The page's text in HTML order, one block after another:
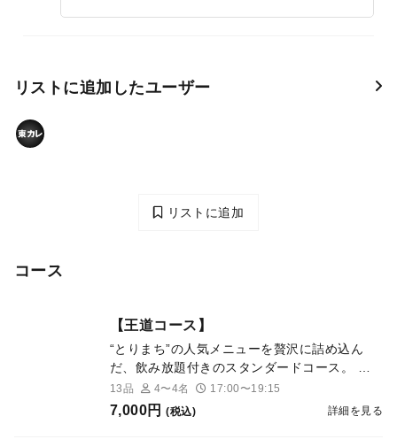
リストに追加したユーザー
リストに追加
コース
【王道コース】
“とりまち”の人気メニューを贅沢に詰め込ん
だ、飲み放題付きのスタンダードコース。 香
ばしく焼き上げた焼鳥、旨みがしみわたる名物
「鶏の煮込み」、季節を味わう釜めしに、彩り
13品 4〜4名 17:00〜19:15
7,000円 (税込) 詳細を見る